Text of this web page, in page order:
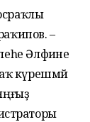
–
Әлфиәне
күрешмәй